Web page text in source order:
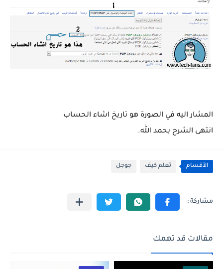
المشار اليه في الصورة هو تاريخ اشاء الحساب
انتهى الشرح بحمد الله.
الأقسام تعلم كيف جوجل
مقالات قد تهمك